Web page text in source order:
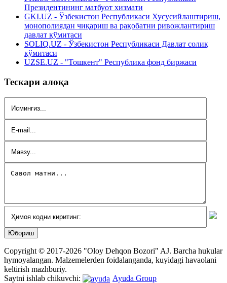
Президентининг матбуот хизмати
GKI.UZ - Ўзбекистон Республикаси Хусусийлаштириш,
монополиядан чиқариш ва рақобатни ривожлантириш
давлат қўмитаси
SOLIQ.UZ - Ўзбекистон Республикаси Давлат солиқ
қўмитаси
UZSE.UZ - "Тошкент" Республика фонд биржаси
Тескари алоқа
Copyright © 2017-2026 "Oloy Dehqon Bozori" AJ. Barcha hukular
hymoyalangan. Malzemelerden foidalanganda, kuyidagi havaolani
keltirish mazhburiy.
Saytni ishlab chikuvchi:
Ayuda Group